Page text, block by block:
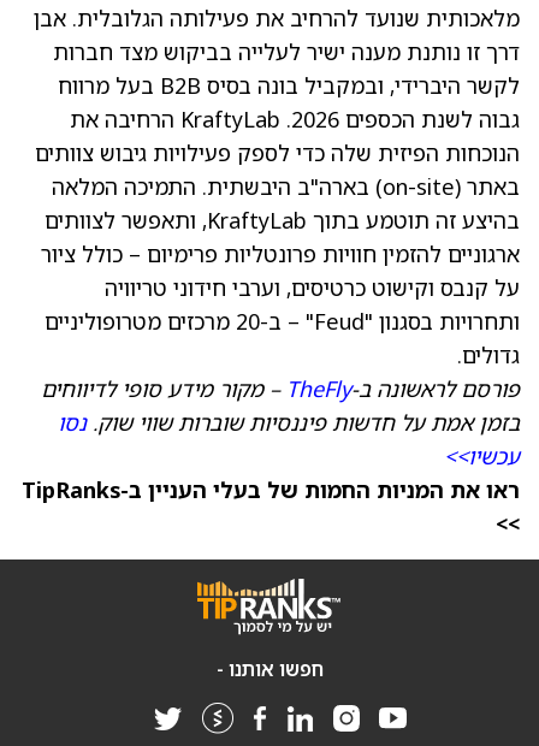
מלאכותית שנועד להרחיב את פעילותה הגלובלית. אבן
דרך זו נותנת מענה ישיר לעלייה בביקוש מצד חברות
לקשר היברידי, ובמקביל בונה בסיס B2B בעל מרווח
גבוה לשנת הכספים 2026. KraftyLab הרחיבה את
הנוכחות הפיזית שלה כדי לספק פעילויות גיבוש צוותים
באתר (on-site) בארה"ב היבשתית. התמיכה המלאה
בהיצע זה תוטמע בתוך KraftyLab, ותאפשר לצוותים
ארגוניים להזמין חוויות פרונטליות פרימיום – כולל ציור
על קנבס וקישוט כרטיסים, וערבי חידוני טריוויה
ותחרויות בסגנון "Feud" – ב-20 מרכזים מטרופוליניים
גדולים.
פורסם לראשונה ב-TheFly – מקור מידע סופי לדיווחים
בזמן אמת על חדשות פיננסיות שוברות שווי שוק.נסו
עכשיו>>
ראו את המניות החמות של בעלי העניין ב-TipRanks
>>
חפשו אותנו -